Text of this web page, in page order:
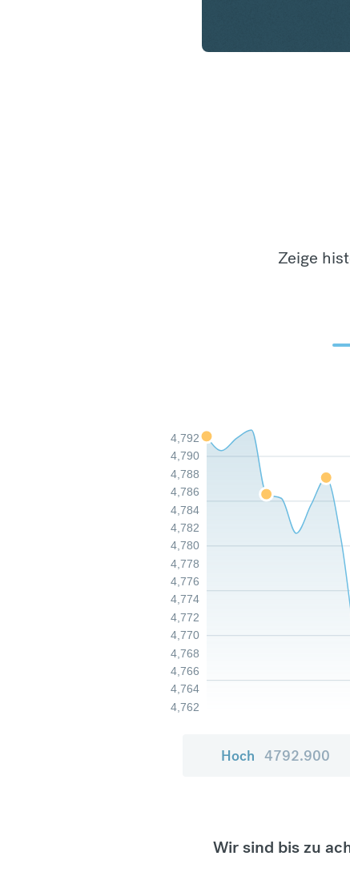
Zeige
4,762
4,764
4,766
4,768
4,770
4,772
4,774
4,776
4,778
4,780
4,782
4,784
4,786
4,788
4,790
4,792
Hoch 4792.900
Wir sind bis zu